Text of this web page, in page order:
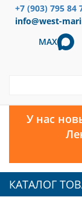
+7 (903) 795 84
info@west-
MAX
У нас
КАТАЛОГ